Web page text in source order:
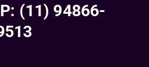
(11) 94866-